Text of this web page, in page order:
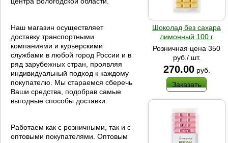
Наш магазин осуществляет
доставку транспортными
компаниями и курьерскими
службами в любой город России и в
ряд зарубежных стран, проявляя
индивидуальный подход к каждому
покупателю. Мы стараемся сберечь
Ваши средства, подобрав самые
выгодные способы доставки.
Работаем как с розничными, так и с
оптовыми покупателями. Оптовым
Шоколад без сахара
лимонный 100 г
Розничная цена 350
руб./ шт.
270.00 руб.
Заказать